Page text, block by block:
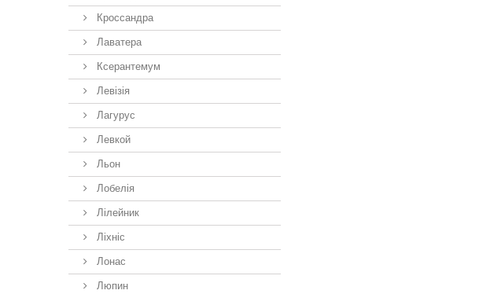
Кроссандра
Лаватера
Ксерантемум
Левізія
Лагурус
Левкой
Льон
Лобелія
Лілейник
Ліхніс
Лонас
Люпин